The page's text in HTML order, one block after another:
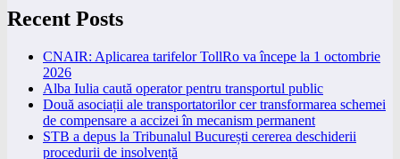
Recent Posts
CNAIR: Aplicarea tarifelor TollRo va începe la 1 octombrie
2026
Alba Iulia caută operator pentru transportul public
Două asociații ale transportatorilor cer transformarea schemei
de compensare a accizei în mecanism permanent
STB a depus la Tribunalul București cererea deschiderii
procedurii de insolvență